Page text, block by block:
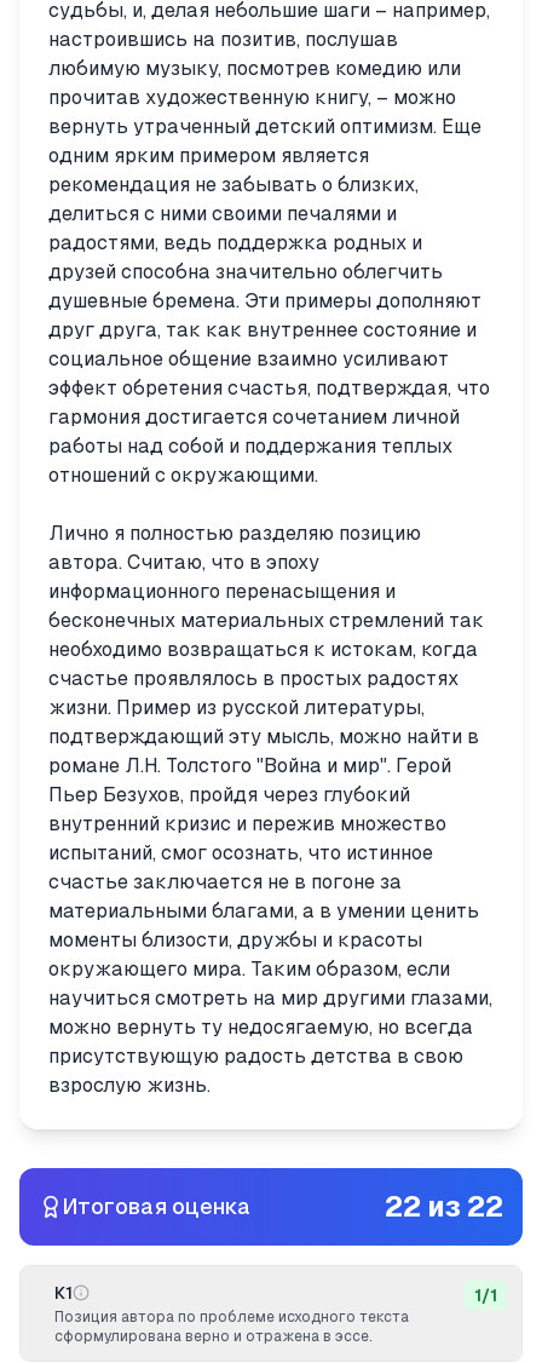
судьбы, и, делая небольшие шаги – например,
настроившись на позитив, послушав
любимую музыку, посмотрев комедию или
прочитав художественную книгу, – можно
вернуть утраченный детский оптимизм. Еще
одним ярким примером является
рекомендация не забывать о близких,
делиться с ними своими печалями и
радостями, ведь поддержка родных и
друзей способна значительно облегчить
душевные бремена. Эти примеры дополняют
друг друга, так как внутреннее состояние и
социальное общение взаимно усиливают
эффект обретения счастья, подтверждая, что
гармония достигается сочетанием личной
работы над собой и поддержания теплых
отношений с окружающими.
Лично я полностью разделяю позицию
автора. Считаю, что в эпоху
информационного перенасыщения и
бесконечных материальных стремлений так
необходимо возвращаться к истокам, когда
счастье проявлялось в простых радостях
жизни. Пример из русской литературы,
подтверждающий эту мысль, можно найти в
романе Л.Н. Толстого "Война и мир". Герой
Пьер Безухов, пройдя через глубокий
внутренний кризис и пережив множество
испытаний, смог осознать, что истинное
счастье заключается не в погоне за
материальными благами, а в умении ценить
моменты близости, дружбы и красоты
окружающего мира. Таким образом, если
научиться смотреть на мир другими глазами,
можно вернуть ту недосягаемую, но всегда
присутствующую радость детства в свою
взрослую жизнь.
Итоговая оценка 22 из 22
К1
Позиция автора по проблеме исходного текста
сформулирована верно и отражена в эссе.
1/1